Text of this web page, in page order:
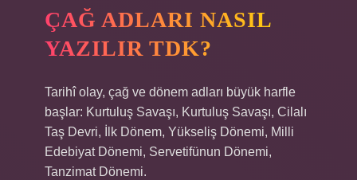
ÇAĞ ADLARI NASIL
YAZILIR TDK?
Tarihî olay, çağ ve dönem adları büyük harfle
başlar: Kurtuluş Savaşı, Kurtuluş Savaşı, Cilalı
Taş Devri, İlk Dönem, Yükseliş Dönemi, Milli
Edebiyat Dönemi, Servetifünun Dönemi,
Tanzimat Dönemi.